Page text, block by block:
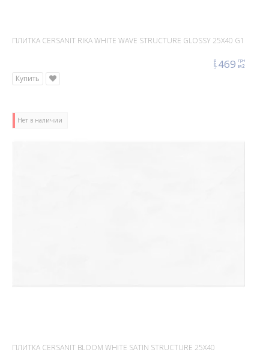
ПЛИТКА CERSANIT RIKA WHITE WAVE STRUCTURE GLOSSY 25X40 G1
цена 469 грн
м2
Купить
Нет в наличии
ПЛИТКА CERSANIT BLOOM WHITE SATIN STRUCTURE 25X40